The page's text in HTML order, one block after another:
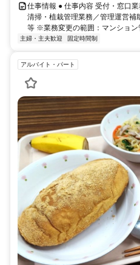
仕事情報 ● 仕事内容 受付・窓口
清掃・植栽管理業務／管理運営補
等 ※業務変更の範囲：マンション
主婦・主夫歓迎 固定時間制
アルバイト・パート